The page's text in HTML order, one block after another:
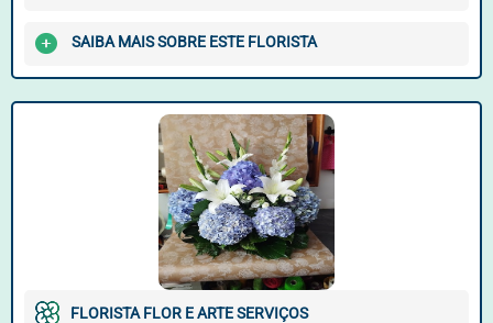
SAIBA MAIS SOBRE ESTE FLORISTA
FLORISTA FLOR E ARTE SERVIÇOS